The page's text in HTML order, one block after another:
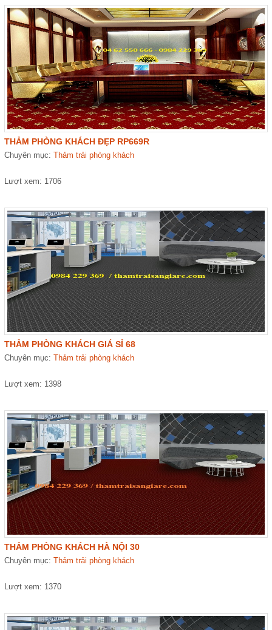
THẢM PHÒNG KHÁCH ĐẸP RP669R
Chuyên mục:Thảm trải phòng khách
Lượt xem: 1706
THẢM PHÒNG KHÁCH GIÁ SỈ 68
Chuyên mục:Thảm trải phòng khách
Lượt xem: 1398
THẢM PHÒNG KHÁCH HÀ NỘI 30
Chuyên mục:Thảm trải phòng khách
Lượt xem: 1370